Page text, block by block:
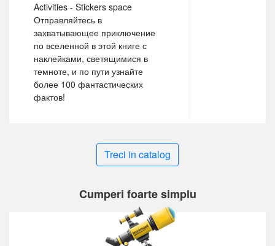
Activities - Stickers space
Отправляйтесь в
захватывающее приключение
по вселенной в этой книге с
наклейками, светящимися в
темноте, и по пути узнайте
более 100 фантастических
фактов!
Treci in catalog
Cumperi foarte simplu